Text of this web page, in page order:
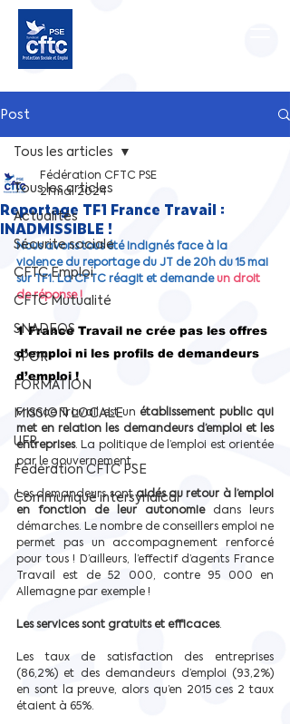
Post
Tous les articles
Actualités
Sécurite sociale
CFTC Emploi
CFTC Mutualité
SNADEOS
SPOR
FORMATION
MISSION LOCALE
UFR
Fédération CFTC PSE
Communiqué intersyndical
Tous les articles
Reportage TF1 France Travail :
INADMISSIBLE !
Fédération CFTC PSE
21 mai 2024
Nous avons tous été indignés face à la
violence du reportage du JT de 20h du 15 mai
sur TF1. La CFTC réagit et demande un droit
de réponse !
1 France Travail ne crée pas les offres
d’emploi ni les profils de demandeurs
d’emploi !
France Travail est un établissement public qui
met en relation les demandeurs d’emploi et les
entreprises. La politique de l’emploi est orientée
par le gouvernement.
Les demandeurs sont aidés au retour à l’emploi
en fonction de leur autonomie dans leurs
démarches. Le nombre de conseillers emploi ne
permet pas un accompagnement renforcé
pour tous ! D’ailleurs, l’effectif d’agents France
Travail est de 52 000, contre 95 000 en
Allemagne par exemple !
Les services sont gratuits et efficaces.
Les taux de satisfaction des entreprises
(86,2%) et des demandeurs d’emploi (93,2%)
en sont la preuve, alors qu’en 2015 ces 2 taux
étaient à 65%.